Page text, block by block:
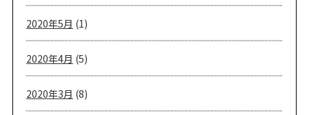
2020年5月 (1)
2020年4月 (5)
2020年3月 (8)